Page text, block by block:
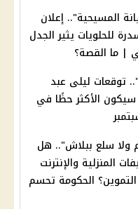
المسيحية".. إعلان
للحلويات يثير الجدل
| ما القصة؟
توقعات ليلى عبد
الأكثر حظًا في
سلع ببلاش".. هل
المنزلية والإنترنت
الحكومة تحسم